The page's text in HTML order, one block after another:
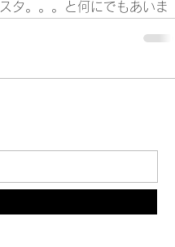
タ。。。と何にでもあいま
！